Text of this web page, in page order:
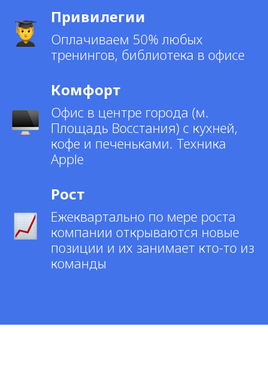
Привилегии
Оплачиваем 50% любых
тренингов, библиотека в офисе
Комфорт
Офис в центре города (м.
Площадь Восстания) с кухней,
кофе и печеньками. Техника
Apple
Рост
Ежеквартально по мере роста
компании открываются новые
позиции и их занимает кто-то из
команды